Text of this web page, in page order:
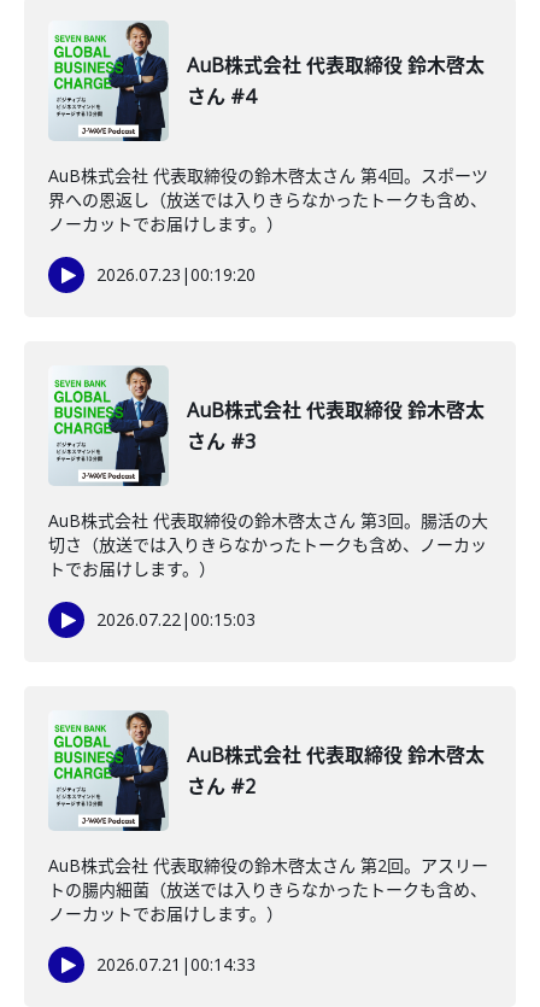
AuB株式会社 代表取締役 鈴木啓太
さん #4
AuB株式会社 代表取締役の鈴木啓太さん 第4回。スポーツ
界への恩返し（放送では入りきらなかったトークも含め、
ノーカットでお届けします。）
2026.07.23 |00:19:20
AuB株式会社 代表取締役 鈴木啓太
さん #3
AuB株式会社 代表取締役の鈴木啓太さん 第3回。腸活の大
切さ（放送では入りきらなかったトークも含め、ノーカッ
トでお届けします。）
2026.07.22|00:15:03
AuB株式会社 代表取締役 鈴木啓太
さん #2
AuB株式会社 代表取締役の鈴木啓太さん 第2回。アスリー
トの腸内細菌（放送では入りきらなかったトークも含め、
ノーカットでお届けします。）
2026.07.21 |00:14:33